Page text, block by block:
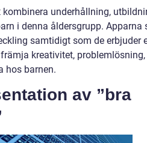
underhållning,
i denna åldersgrupp. Apparna
samtidigt som de erbjuder
kreativitet, problemlösning,
hos barnen.
av ”bra